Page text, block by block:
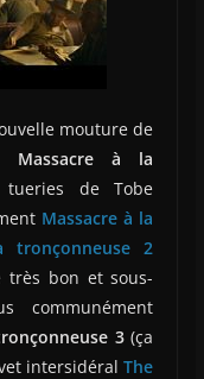
mouture de
Massacre à la
de Tobe
Massacre à la
tronçonneuse 2
très bon et sous-
communément
3(ça
intersidéralThe